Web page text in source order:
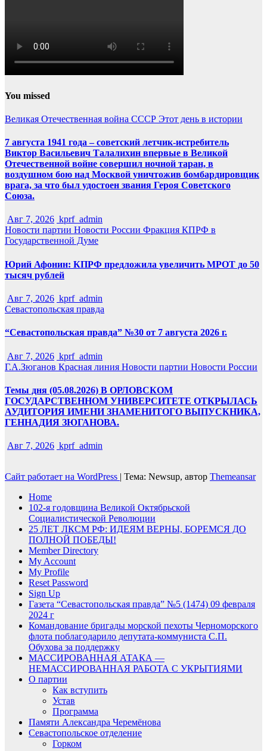
You missed
Великая Отечественная война СССР Этот день в истории
7 августа 1941 года – советский летчик-истребитель
Виктор Васильевич Талалихин впервые в Великой
Отечественной войне совершил ночной таран, в
воздушном бою над Москвой уничтожив бомбардировщик
врага, за что был удостоен звания Героя Советского
Союза.
Авг 7, 2026 kprf_admin
Новости партии Новости России Фракция КПРФ в
Государственной Думе
Юрий Афонин: КПРФ предложила увеличить МРОТ до 50
тысяч рублей
Авг 7, 2026 kprf_admin
Севастопольская правда
“Севастопольская правда” №30 от 7 августа 2026 г.
Авг 7, 2026 kprf_admin
Г.А.Зюганов Красная линия Новости партии Новости России
Темы дня (05.08.2026) В ОРЛОВСКОМ
ГОСУДАРСТВЕННОМ УНИВЕРСИТЕТЕ ОТКРЫЛАСЬ
АУДИТОРИЯ ИМЕНИ ЗНАМЕНИТОГО ВЫПУСКНИКА,
ГЕННАДИЯ ЗЮГАНОВА.
Авг 7, 2026 kprf_admin
Сайт работает на WordPress | Тема: Newsup, автор Themeansar
Home
102-я годовщина Великой Октябрьской
Социалистической Революции
25 ЛЕТ ЛКСМ РФ: ИДЕЯМ ВЕРНЫ, БОРЕМСЯ ДО
ПОЛНОЙ ПОБЕДЫ!
Member Directory
My Account
My Profile
Reset Password
Sign Up
Газета “Севастопольская правда” №5 (1474) 09 февраля
2024 г
Командование бригады морской пехоты Черноморского
флота поблагодарило депутата-коммуниста С.П.
Обухова за поддержку
МАССИРОВАННАЯ АТАКА —
НЕМАССИРОВАННАЯ РАБОТА С УКРЫТИЯМИ
О партии
Как вступить
Устав
Программа
Памяти Александра Черемёнова
Севастопольское отделение
Горком